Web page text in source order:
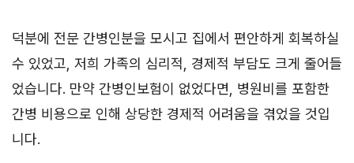
덕분에 전문 간병인분을 모시고 집에서 편안하게 회복하실
수 있었고, 저희 가족의 심리적, 경제적 부담도 크게 줄어들
었습니다. 만약 간병인보험이 없었다면, 병원비를 포함한
간병 비용으로 인해 상당한 경제적 어려움을 겪었을 것입
니다.